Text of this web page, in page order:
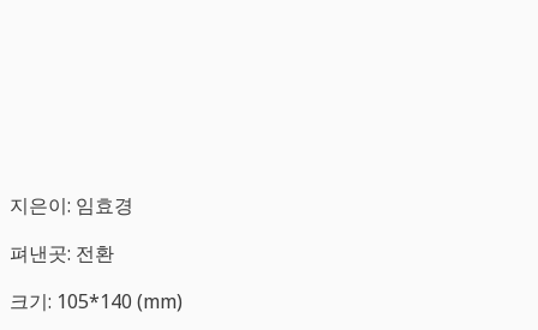
지은이: 임효경
펴낸곳: 전환
크기: 105*140 (mm)